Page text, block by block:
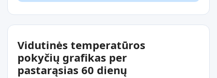
Vidutinės temperatūros
pokyčių grafikas per
pastarąsias 60 dienų